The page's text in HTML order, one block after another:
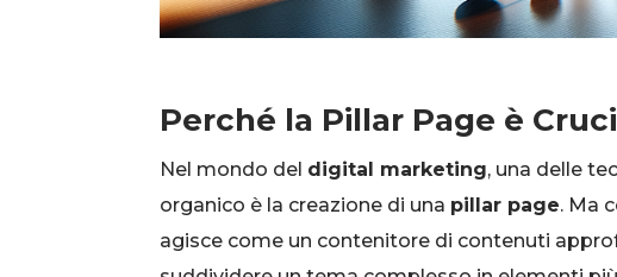
Perché la Pillar Page è
Nel mondo del digital marketing, una delle
organico è la creazione di una pillar page. Ma
agisce come un contenitore di contenuti